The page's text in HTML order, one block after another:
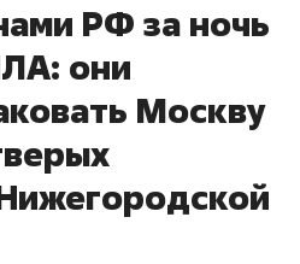
РФ за ночь
они
Москву